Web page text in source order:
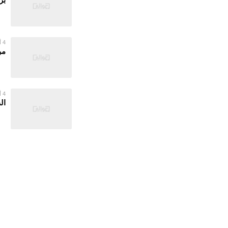
4 أغسطس 2026
4 أغسطس 2026